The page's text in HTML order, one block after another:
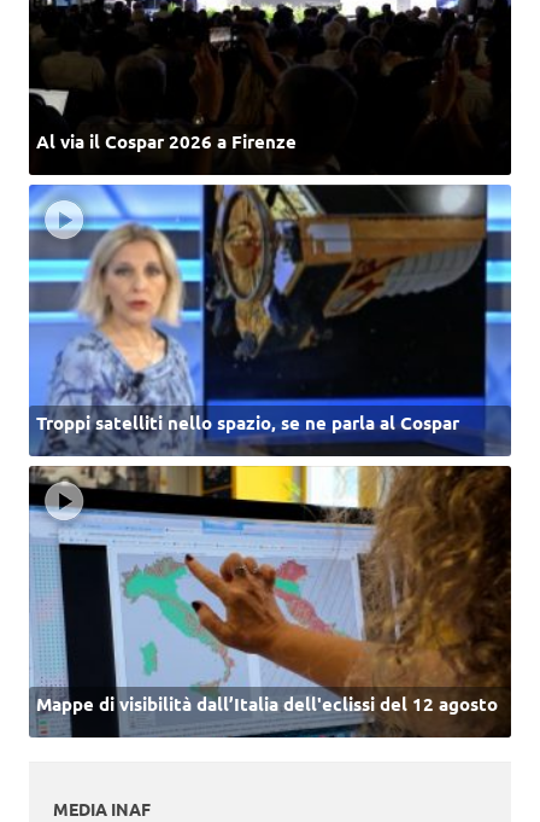
Al via il Cospar 2026 a Firenze
Troppi satelliti nello spazio, se ne parla al Cospar
Mappe di visibilità dall’Italia dell'eclissi del 12 agosto
MEDIA INAF